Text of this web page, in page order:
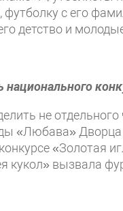
с его
детство и
не отдельного
«Любава» Дворца
«Золотая
кукол» вызвала